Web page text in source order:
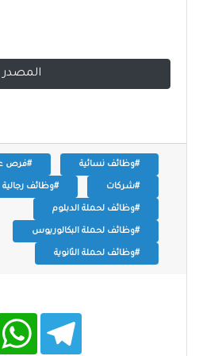
المصدر
#وظائف نسائية #فرص
#شركات #وظائف رجالية
#وظائف لحملة الدبلوم
#وظائف لحملة البكالوريوس
#وظائف لحملة الثانوية
W
h
T